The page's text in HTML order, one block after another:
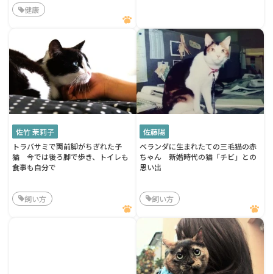
健康
佐竹 茉莉子
トラバサミで両前脚がちぎれた子
猫 今では後ろ脚で歩き、トイレも
食事も自分で
飼い方
佐藤陽
ベランダに生まれたての三毛猫の赤
ちゃん 新婚時代の猫「チビ」との
思い出
飼い方